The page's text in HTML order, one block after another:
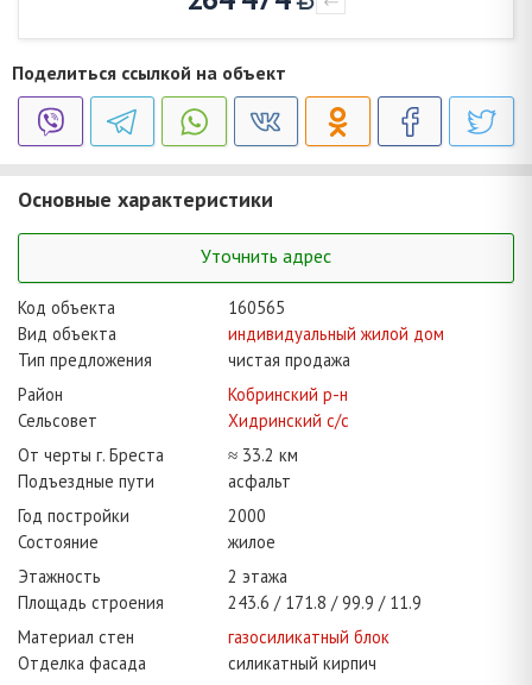
Поделиться ссылкой на объект
Основные характеристики
Уточнить адрес
Код объекта
160565
Вид объекта
индивидуальный жилой дом
Тип предложения
чистая продажа
Район
Кобринский р-н
Сельсовет
Хидринский с/с
От черты г. Бреста
≈ 33.2 км
Подъездные пути
асфальт
Год постройки
2000
Состояние
жилое
Этажность
2 этажа
Площадь строения
243.6 171.8 99.9
11.9
Материал стен
газосиликатный блок
Отделка фасада
силикатный кирпич